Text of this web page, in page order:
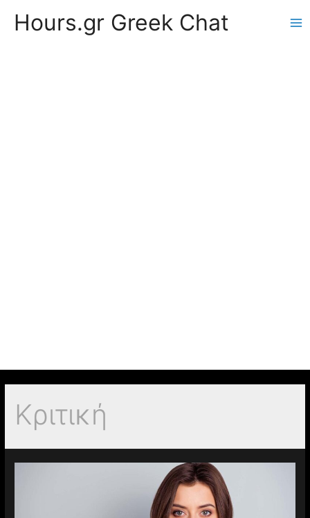
Hours.gr Greek Chat
Κριτική